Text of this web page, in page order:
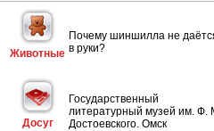
Животные
Почему шиншилла не
в руки?
Досуг
Государственный
литературный музей им. Ф.
Достоевского. Омск